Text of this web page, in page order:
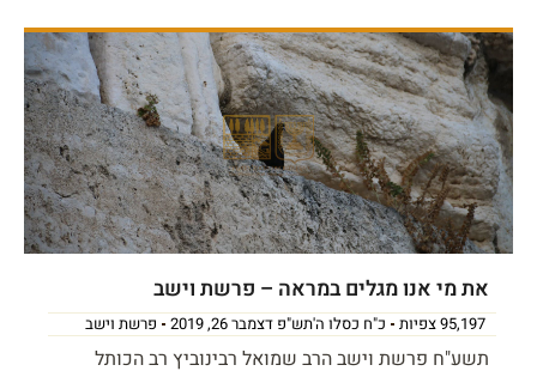
את מי אנו מגלים במראה – פרשת וישב
95,197 צפיות כ"ח כסלו ה'תש"פ דצמבר 26, 2019 פרשת וישב
תשע"ח פרשת וישב הרב שמואל רבינוביץ רב הכותל